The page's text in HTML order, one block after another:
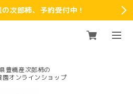
次郎柿、予約受付中！
豊橋産次郎柿の